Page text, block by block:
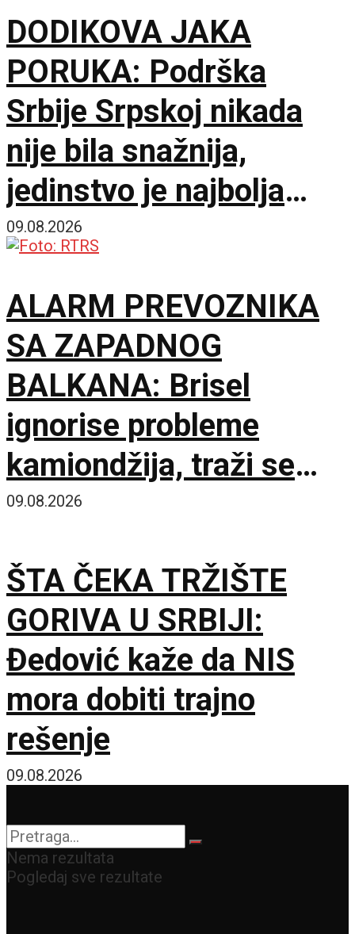
DODIKOVA JAKA
PORUKA: Podrška
Srbije Srpskoj nikada
nije bila snažnija,
jedinstvo je najbolja
garancija
09.08.2026
ALARM PREVOZNIKA
SA ZAPADNOG
BALKANA: Brisel
ignorise probleme
kamiondžija, traži se
hitan sastanak sa
09.08.2026
ŠTA ČEKA TRŽIŠTE
GORIVA U SRBIJI:
Đedović kaže da NIS
mora dobiti trajno
rešenje
09.08.2026
Nema rezultata
Pogledaj sve rezultate